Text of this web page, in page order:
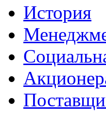
История